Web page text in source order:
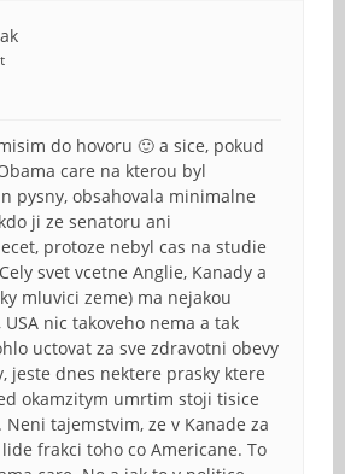
do hovoru 🙂 a sice, pokud
care na kterou byl
pysny, obsahovala minimalne
ji ze senatoru ani
protoze nebyl cas na studie
svet vcetne Anglie, Kanady a
mluvici zeme) ma nejakou
nic takoveho nema a tak
uctovat za sve zdravotni obevy
jeste dnes nektere prasky ktere
okamzitym umrtim stoji tisice
tajemstvim, ze v Kanade za
frakci toho co Americane. To